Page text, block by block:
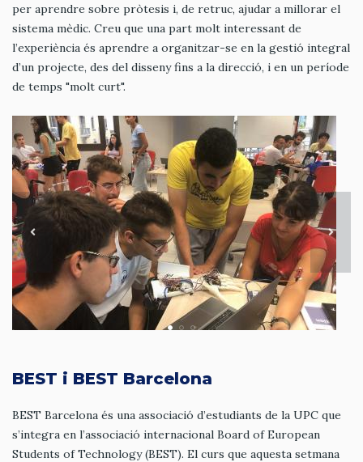
per aprendre sobre pròtesis i, de retruc, ajudar a millorar el
sistema mèdic. Creu que una part molt interessant de
l’experiència és aprendre a organitzar-se en la gestió integral
d’un projecte, des del disseny fins a la direcció, i en un període
de temps "molt curt".
BEST i BEST Barcelona
BEST Barcelona és una associació d’estudiants de la UPC que
s’integra en l’associació internacional Board of European
Students of Technology (BEST). El curs que aquesta setmana